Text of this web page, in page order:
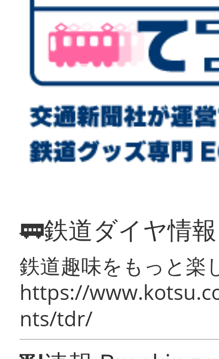
🚃鉄道ダイヤ情
鉄道趣味をもっと楽
https://
nts/tdr/